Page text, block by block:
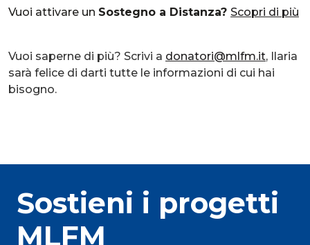
Vuoi attivare un Sostegno a Distanza? Scopri di più
Vuoi saperne di più? Scrivi a donatori@mlfm.it, Ilaria
sarà felice di darti tutte le informazioni di cui hai
bisogno.
Sostieni i progetti
MLFM